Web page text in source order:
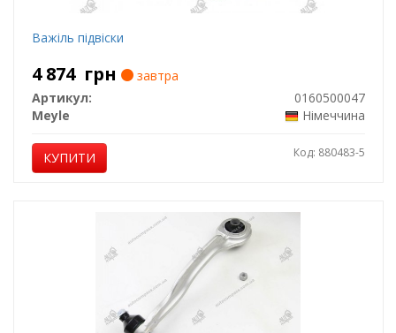
Важіль підвіски
4 874 грн
завтра
Артикул:
0160500047
Meyle
Німеччина
КУПИТИ Код: 880483-5